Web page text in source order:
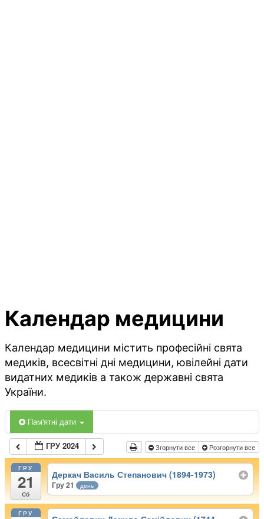
Календар медицини
Календар медицини містить професійні свята
медиків, всесвітні дні медицини, ювілейні дати
видатних медиків а також державні свята
України.
Пам'ятні дати
ГРУ 2024 Згорнути все Розгорнути все
ГРУ
21
Сб
Деркач Василь Степанович (1894-1973)
Гру 21 день
ГРУ